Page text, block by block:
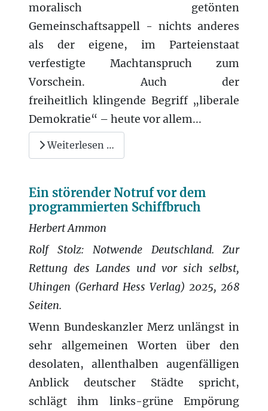
moralisch getönten
Gemeinschaftsappell - nichts anderes
als der eigene, im Parteienstaat
verfestigte Machtanspruch zum
Vorschein. Auch der
freiheitlich klingende Begriff „liberale
Demokratie“ – heute vor allem...
Weiterlesen …
Ein störender Notruf vor dem
programmierten Schiffbruch
Herbert Ammon
Rolf Stolz: Notwende Deutschland. Zur
Rettung des Landes und vor sich selbst,
Uhingen (Gerhard Hess Verlag) 2025, 268
Seiten.
Wenn Bundeskanzler Merz unlängst in
sehr allgemeinen Worten über den
desolaten, allenthalben augenfälligen
Anblick deutscher Städte spricht,
schlägt ihm links-grüne Empörung